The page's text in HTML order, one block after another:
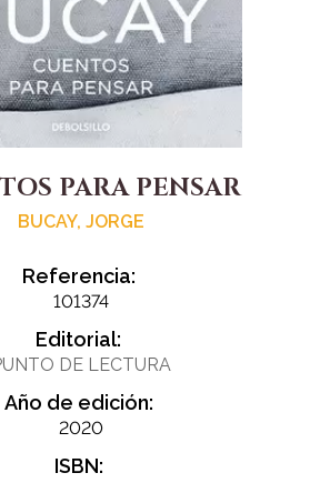
PARA PENSAR
BUCAY, JORGE
Referencia:
101374
Editorial:
DE LECTURA
Año de edición:
2020
ISBN: